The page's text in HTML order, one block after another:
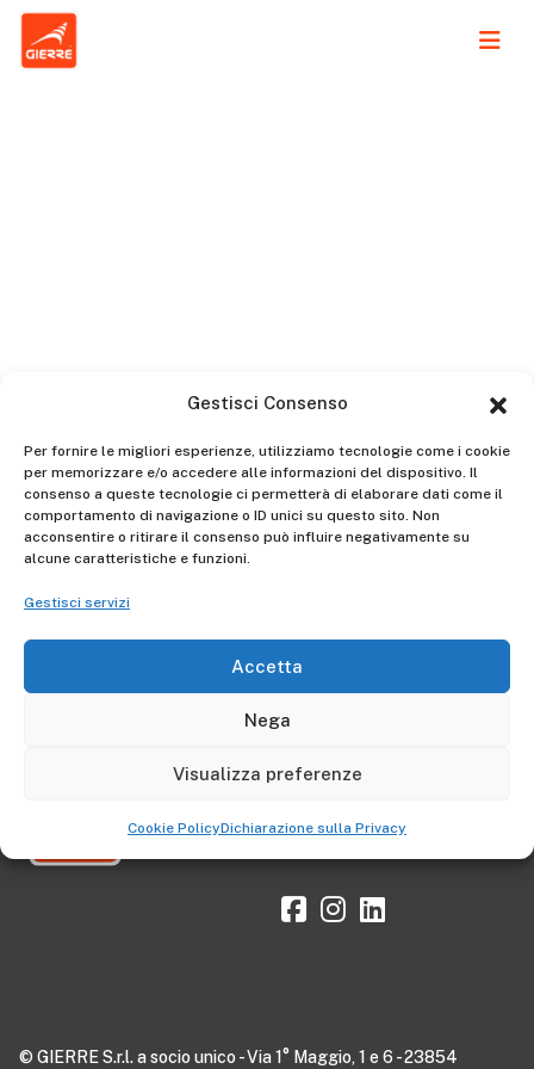
Gestisci Consenso
Per fornire le migliori esperienze, utilizziamo tecnologie come i cookie
per memorizzare e/o accedere alle informazioni del dispositivo. Il
consenso a queste tecnologie ci permetterà di elaborare dati come il
comportamento di navigazione o ID unici su questo sito. Non
acconsentire o ritirare il consenso può influire negativamente su
alcune caratteristiche e funzioni.
Gestisci servizi
Accetta
Nega
Visualizza preferenze
Cookie PolicyDichiarazione sulla Privacy
© GIERRE S.r.l. a socio unico - Via 1° Maggio, 1 e 6 - 23854